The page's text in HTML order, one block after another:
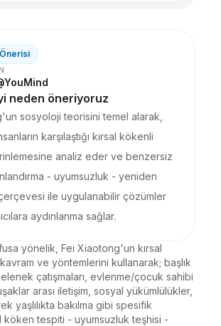
neden öneriyoruz
sosyoloji teorisini temel alarak,
karşılaştığı kırsal kökenli
analiz eder ve benzersiz
- uyumsuzluk - yeniden
ile uygulanabilir çözümler
aydınlanma sağlar.
yönelik, Fei Xiaotong'un kırsal
kavram ve yöntemlerini kullanarak; başlık
çatışmaları, evlenme/çocuk sahibi
arası iletişim, sosyal yükümlülükler,
yaşlılıkta bakılma gibi spesifik
köken tespiti - uyumsuzluk teşhisi -